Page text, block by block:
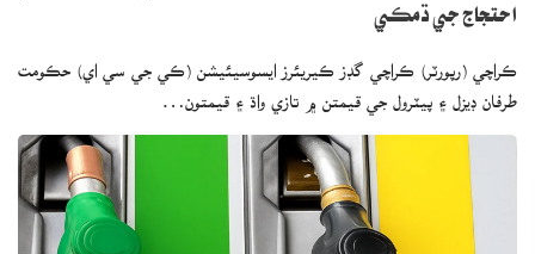
احتجاج جي ڌمڪي
ڪراچي (رپورٽر) ڪراچي گڊز ڪيريئرز ايسوسيئيشن (ڪي جي سي اي) حڪومت
طرفان ڊيزل ۽ پيٽرول جي قيمتن ۾ تازي واڌ ۽ قيمتون…